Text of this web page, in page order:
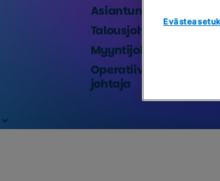
Asiantuntija
Talousjohtaja
Myyntijohtaja
Operatiivinen
johtaja